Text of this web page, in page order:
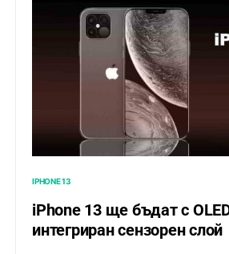
IPHONE 13
iPhone 13 ще бъдат с
интегриран сензорен слой